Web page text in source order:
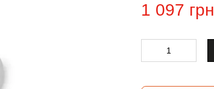
1 097 грн